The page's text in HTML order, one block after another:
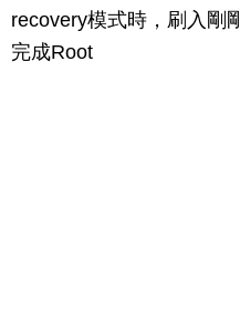
recovery模式時，刷入剛
完成Root